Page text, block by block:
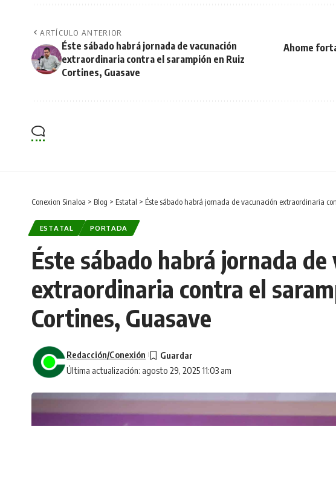
ARTÍCULO ANTERIOR
Éste sábado habrá jornada de vacunación
extraordinaria contra el sarampión en Ruiz
Cortines, Guasave
Ahome
Conexion Sinaloa > Blog > Estatal > Éste sábado habrá jornada de vacunación extraordinaria
ESTATAL PORTADA
Éste sábado habrá jornada de
extraordinaria contra el
Cortines, Guasave
Última actualización: agosto 29, 2025 11:03 am
Redacción/Conexión